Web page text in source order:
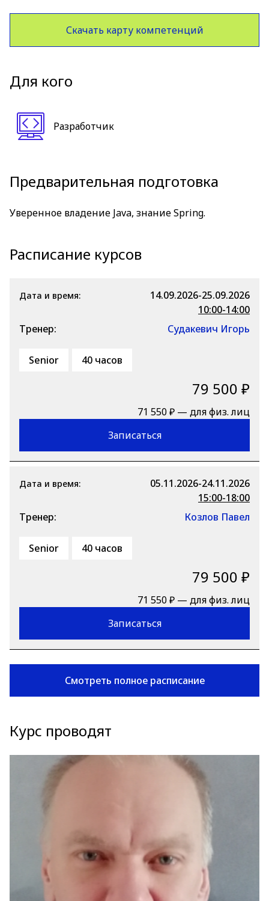
Скачать карту компетенций
Для кого
Разработчик
Предварительная подготовка
Уверенное владение Java, знание Spring.
Расписание курсов
Дата и время:
14.09.2026-25.09.2026
10:00-14:00
Тренер:
Судакевич Игорь
Senior 40 часов
79 500 ₽
71 550 ₽ — для физ. лиц
Записаться
Дата и время:
05.11.2026-24.11.2026
15:00-18:00
Тренер:
Козлов Павел
Senior 40 часов
79 500 ₽
71 550 ₽ — для физ. лиц
Записаться
Смотреть полное расписание
Курс проводят